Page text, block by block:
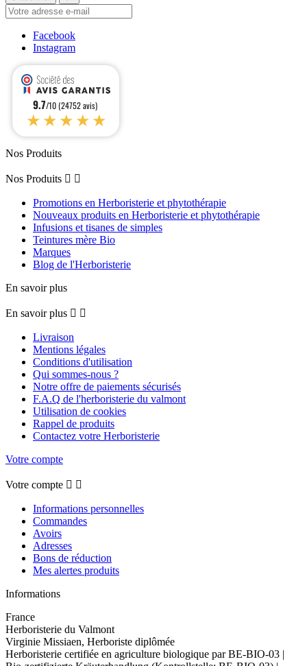
Facebook
Instagram
9.7/10 (24752 avis)
★★★★★
Nos Produits
Nos Produits  
Promotions en Herboristerie et phytothérapie
Nouveaux produits en Herboristerie et phytothérapie
Infusions et tisanes de simples
Teintures mère Bio
Marques
Blog de l'Herboristerie
En savoir plus
En savoir plus  
Livraison
Mentions légales
Conditions d'utilisation
Qui sommes-nous ?
Notre offre de paiements sécurisés
F.A.Q de l'herboristerie du valmont
Utilisation de cookies
Rappel de produits
Contactez votre Herboristerie
Votre compte
Votre compte  
Informations personnelles
Commandes
Avoirs
Adresses
Bons de réduction
Mes alertes produits
Informations
France
Herboristerie du Valmont
Virginie Missiaen, Herboriste diplômée
Herboristerie certifiée en agriculture biologique par BE-BIO-03 |